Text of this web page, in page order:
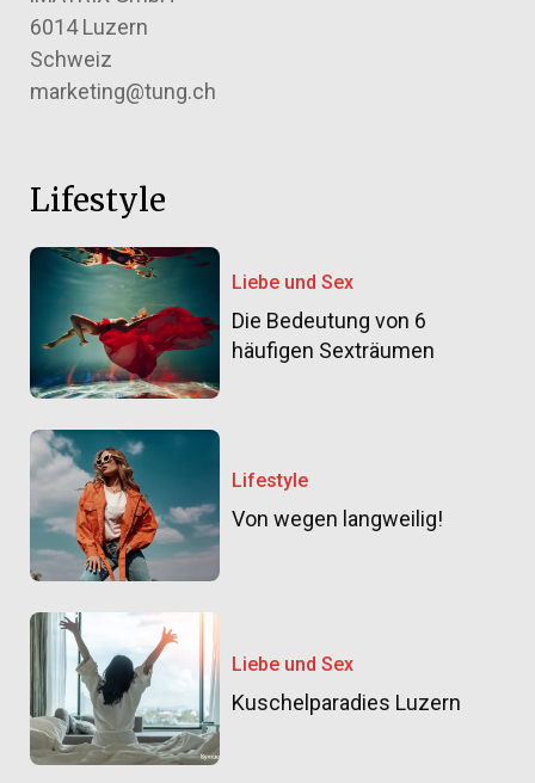
6014 Luzern
Schweiz
marketing@tung.ch
Lifestyle
Liebe und Sex
Die Bedeutung von 6
häufigen Sexträumen
Lifestyle
Von wegen langweilig!
Liebe und Sex
Kuschelparadies Luzern